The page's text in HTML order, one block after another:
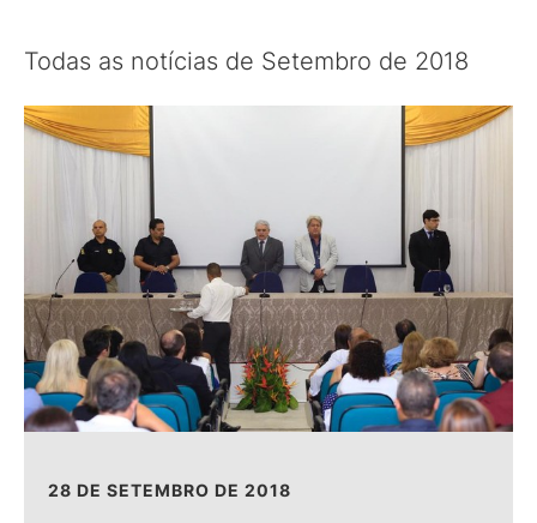
Todas as notícias de Setembro de 2018
28 DE SETEMBRO DE 2018